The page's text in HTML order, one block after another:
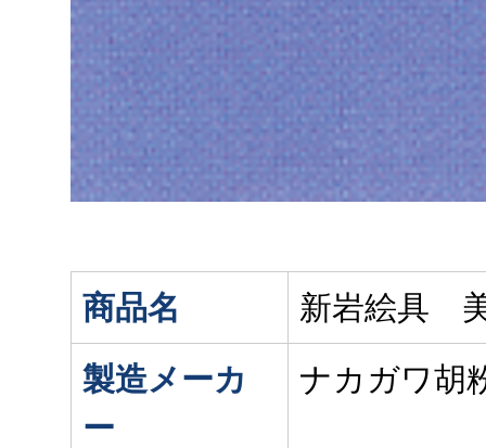
商品名
新岩絵具
製造メーカ
ー
ナカガワ胡